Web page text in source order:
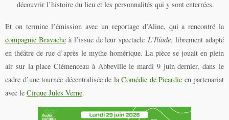
découvrir l’histoire du lieu et les personnalités qui y sont enterrées.
Et on termine l’émission avec un reportage d’Aline, qui a rencontré la
compagnie Bravacheà l’issue de leur spectacle L’Iliade, librement adapté
en théâtre de rue d’après le mythe homérique. La pièce se jouait en plein
air sur la place Clémenceau à Abbeville le mardi 9 juin dernier, dans le
cadre d’une tournée décentralisée de la Comédie de Picardie en partenariat
avec le Cirque Jules Verne.